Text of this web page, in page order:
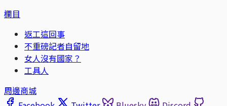
欄目
返工這回事
不重磅記者自留地
女人沒有國家？
工具人
周邊商城